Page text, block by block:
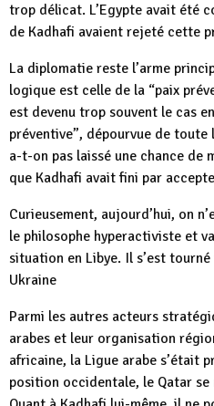
trop délicat. L’Egypte avait été
de Kadhafi avaient rejeté cette
La diplomatie reste l’arme
logique est celle de la “paix
est devenu trop souvent le cas
préventive”, dépourvue de
a-t-on pas laissé une chance
que Kadhafi avait fini par
Curieusement, aujourd’hui, on
le philosophe hyperactiviste et
situation en Libye. Il s’est
Ukraine
Parmi les autres acteurs
arabes et leur organisation
africaine, la Ligue arabe s’était
position occidentale, le Qatar